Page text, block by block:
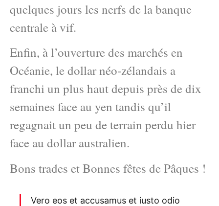
quelques jours les nerfs de la banque
centrale à vif.
Enfin, à l’ouverture des marchés en
Océanie, le dollar néo-zélandais a
franchi un plus haut depuis près de dix
semaines face au yen tandis qu’il
regagnait un peu de terrain perdu hier
face au dollar australien.
Bons trades et Bonnes fêtes de Pâques !
Vero eos et accusamus et iusto odio